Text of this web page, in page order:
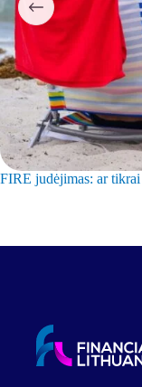
FIRE judėjimas: ar